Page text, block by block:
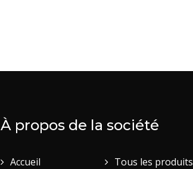
À propos de la société
Accueil Tous les produits